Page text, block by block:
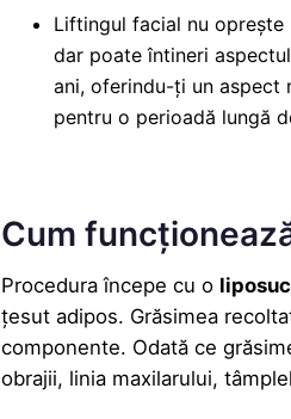
Liftingul facial nu
dar poate întineri
ani, oferindu-ți un aspect
pentru o perioadă lungă
Cum
Procedura începe cu o
țesut adipos. Grăsimea
componente. Odată ce
obrajii, linia maxilarului,